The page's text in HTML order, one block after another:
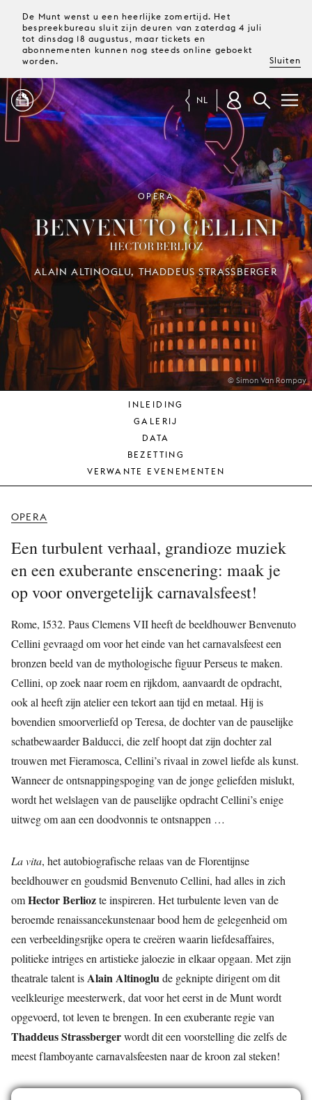
De Munt wenst u een heerlijke zomertijd. Het
bespreekbureau sluit zijn deuren van zaterdag 4 juli
tot dinsdag 18 augustus, maar tickets en
abonnementen kunnen nog steeds online geboekt
worden.
Sluiten
PROGRAMMA
MAGAZINE
TICKETS &
ABONNEMENTEN
UW
BEZOEK
JONG
PUBLIEK
DE
MUNT
ONS
NL
© Simon Van Rompay
OPERA
BENVENUTO CELLINI
HECTOR BERLIOZ
ALAIN ALTINOGLU, THADDEUS STRASSBERGER
INLEIDING
GALERIJ
DATA
BEZETTING
VERWANTE EVENEMENTEN
OPERA
Een turbulent verhaal, grandioze muziek
en een exuberante enscenering: maak je
op voor onvergetelijk carnavalsfeest!
Rome, 1532. Paus Clemens VII heeft de beeldhouwer Benvenuto
Cellini gevraagd om voor het einde van het carnavalsfeest een
bronzen beeld van de mythologische figuur Perseus te maken.
Cellini, op zoek naar roem en rijkdom, aanvaardt de opdracht,
ook al heeft zijn atelier een tekort aan tijd en metaal. Hij is
bovendien smoorverliefd op Teresa, de dochter van de pauselijke
schatbewaarder Balducci, die zelf hoopt dat zijn dochter zal
trouwen met Fieramosca, Cellini’s rivaal in zowel liefde als kunst.
Wanneer de ontsnappingspoging van de jonge geliefden mislukt,
wordt het welslagen van de pauselijke opdracht Cellini’s enige
uitweg om aan een doodvonnis te ontsnappen …
La vita, het autobiografische relaas van de Florentijnse
beeldhouwer en goudsmid Benvenuto Cellini, had alles in zich
omHector Berliozte inspireren. Het turbulente leven van de
beroemde renaissancekunstenaar bood hem de gelegenheid om
een verbeeldingsrijke opera te creëren waarin liefdesaffaires,
politieke intriges en artistieke jaloezie in elkaar opgaan. Met zijn
theatrale talent isAlain Altinoglude geknipte dirigent om dit
veelkleurige meesterwerk, dat voor het eerst in de Munt wordt
opgevoerd, tot leven te brengen. In een exuberante regie van
Thaddeus Strassbergerwordt dit een voorstelling die zelfs de
meest flamboyante carnavalsfeesten naar de kroon zal steken!